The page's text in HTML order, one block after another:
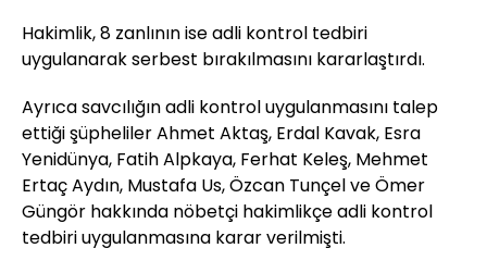
Hakimlik, 8 zanlının ise adli kontrol tedbiri
uygulanarak serbest bırakılmasını kararlaştırdı.
Ayrıca savcılığın adli kontrol uygulanmasını talep
ettiği şüpheliler Ahmet Aktaş, Erdal Kavak, Esra
Yenidünya, Fatih Alpkaya, Ferhat Keleş, Mehmet
Ertaç Aydın, Mustafa Us, Özcan Tunçel ve Ömer
Güngör hakkında nöbetçi hakimlikçe adli kontrol
tedbiri uygulanmasına karar verilmişti.